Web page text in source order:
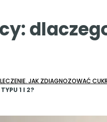
JAK ZDIAGNOZOWAĆ
1 I 2?